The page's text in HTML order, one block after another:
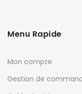
Menu Rapide
Mon compte
Gestion de